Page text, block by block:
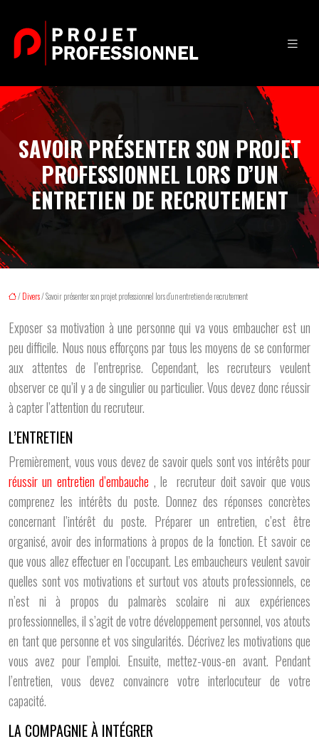
SAVOIR PRÉSENTER SON PROJET
PROFESSIONNEL LORS D’UN
ENTRETIEN DE RECRUTEMENT
/Divers/ Savoir présenter son projet professionnel lors d’un entretien de recrutement
Exposer sa motivation à une personne qui va vous embaucher est un
peu difficile. Nous nous efforçons par tous les moyens de se conformer
aux attentes de l’entreprise. Cependant, les recruteurs veulent
observer ce qu’il y a de singulier ou particulier. Vous devez donc réussir
à capter l’attention du recruteur.
L’ENTRETIEN
Premièrement, vous vous devez de savoir quels sont vos intérêts pour
réussir un entretien d’embauche , le recruteur doit savoir que vous
comprenez les intérêts du poste. Donnez des réponses concrètes
concernant l’intérêt du poste. Préparer un entretien, c’est être
organisé, avoir des informations à propos de la fonction. Et savoir ce
que vous allez effectuer en l’occupant. Les embaucheurs veulent savoir
quelles sont vos motivations et surtout vos atouts professionnels, ce
n’est ni à propos du palmarès scolaire ni aux expériences
professionnelles, il s’agit de votre développement personnel, vos atouts
en tant que personne et vos singularités. Décrivez les motivations que
vous avez pour l’emploi. Ensuite, mettez-vous-en avant. Pendant
l’entretien, vous devez convaincre votre interlocuteur de votre
capacité.
LA COMPAGNIE À INTÉGRER